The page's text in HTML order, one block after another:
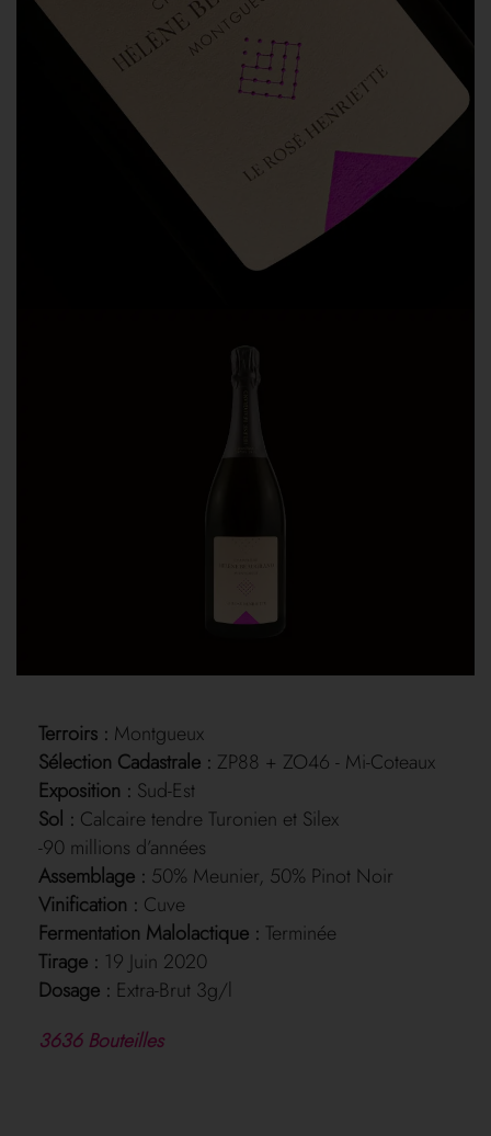
Terroirs : Montgueux
Sélection Cadastrale : ZP88 + ZO46 - Mi-Coteaux
Exposition : Sud-Est
Sol : Calcaire tendre Turonien et Silex
-90 millions d’années
Assemblage : 50% Meunier, 50% Pinot Noir
Vinification : Cuve
Fermentation Malolactique : Terminée
Tirage : 19 Juin 2020
Dosage : Extra-Brut 3g/l
3636 Bouteilles